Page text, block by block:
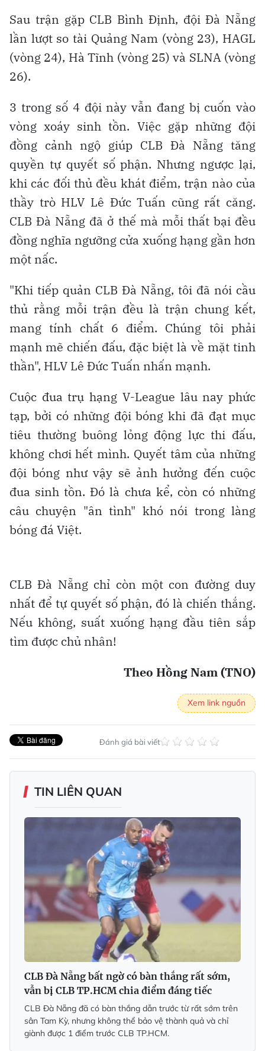
Sau trận gặp CLB Bình Định, đội Đà Nẵng
lần lượt so tài Quảng Nam (vòng 23), HAGL
(vòng 24), Hà Tĩnh (vòng 25) và SLNA (vòng
26).
3 trong số 4 đội này vẫn đang bị cuốn vào
vòng xoáy sinh tồn. Việc gặp những đội
đồng cảnh ngộ giúp CLB Đà Nẵng tăng
quyền tự quyết số phận. Nhưng ngược lại,
khi các đối thủ đều khát điểm, trận nào của
thầy trò HLV Lê Đức Tuấn cũng rất căng.
CLB Đà Nẵng đã ở thế mà mỗi thất bại đều
đồng nghĩa ngưỡng cửa xuống hạng gần hơn
một nấc.
"Khi tiếp quản CLB Đà Nẵng, tôi đã nói cầu
thủ rằng mỗi trận đều là trận chung kết,
mang tính chất 6 điểm. Chúng tôi phải
mạnh mẽ chiến đấu, đặc biệt là về mặt tinh
thần", HLV Lê Đức Tuấn nhấn mạnh.
Cuộc đua trụ hạng V-League lâu nay phức
tạp, bởi có những đội bóng khi đã đạt mục
tiêu thường buông lỏng động lực thi đấu,
không chơi hết mình. Quyết tâm của những
đội bóng như vậy sẽ ảnh hưởng đến cuộc
đua sinh tồn. Đó là chưa kể, còn có những
câu chuyện "ân tình" khó nói trong làng
bóng đá Việt.
CLB Đà Nẵng chỉ còn một con đường duy
nhất để tự quyết số phận, đó là chiến thắng.
Nếu không, suất xuống hạng đầu tiên sắp
tìm được chủ nhân!
Theo Hồng Nam (TNO)
Xem link nguồn
Đánh giá bài viết
TIN LIÊN QUAN
CLB Đà Nẵng bất ngờ có bàn thắng rất sớm,
vẫn bị CLB TP.HCM chia điểm đáng tiếc
CLB Đà Nẵng đã có bàn thắng dẫn trước từ rất sớm trên
sân Tam Kỳ, nhưng không thể bảo vệ thành quả và chỉ
giành được 1 điểm trước CLB TP.HCM.